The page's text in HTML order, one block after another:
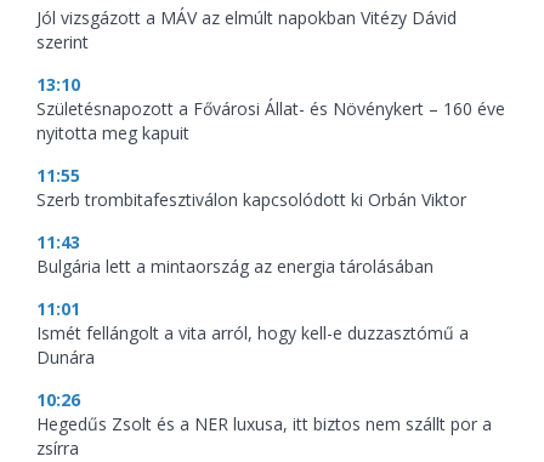
Jól vizsgázott a MÁV az elmúlt napokban Vitézy Dávid
szerint
13:10
Születésnapozott a Fővárosi Állat- és Növénykert – 160 éve
nyitotta meg kapuit
11:55
Szerb trombitafesztiválon kapcsolódott ki Orbán Viktor
11:43
Bulgária lett a mintaország az energia tárolásában
11:01
Ismét fellángolt a vita arról, hogy kell-e duzzasztómű a
Dunára
10:26
Hegedűs Zsolt és a NER luxusa, itt biztos nem szállt por a
zsírra